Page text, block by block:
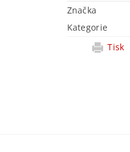
Značka
Kategorie
Tisk